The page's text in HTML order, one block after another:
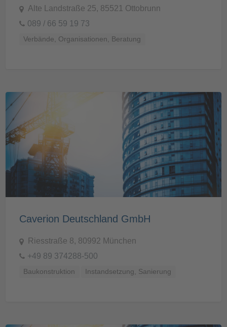
Alte Landstraße 25, 85521 Ottobrunn
089 / 66 59 19 73
Verbände, Organisationen, Beratung
Caverion Deutschland GmbH
Riesstraße 8, 80992 München
+49 89 374288-500
Baukonstruktion Instandsetzung, Sanierung